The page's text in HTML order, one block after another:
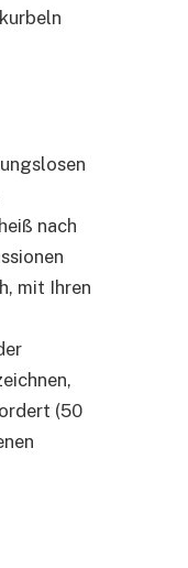
nach
mit Ihren
(50